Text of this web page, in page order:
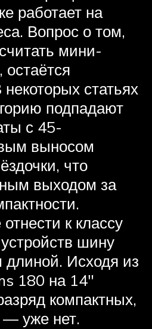
работает на
Вопрос о том,
мини-
статьях
подпадают
с 45-
выносом
что
выходом за
к классу
шину
Исходя из
180 на 14″
компактных,
— уже нет.